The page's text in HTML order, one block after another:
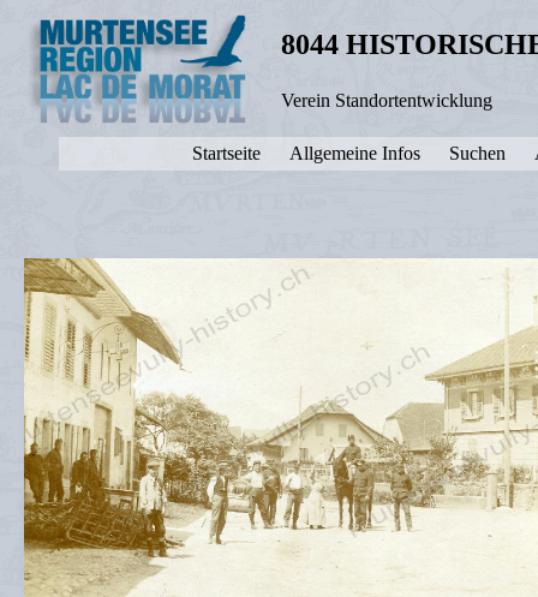
8044
Verein Standortentwicklung
Startseite Allgemeine Infos Suchen